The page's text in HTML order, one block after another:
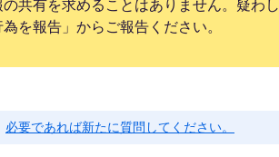
共有を求めることはありません。疑わし
を報告」からご報告ください。
必要であれば新たに質問してください。